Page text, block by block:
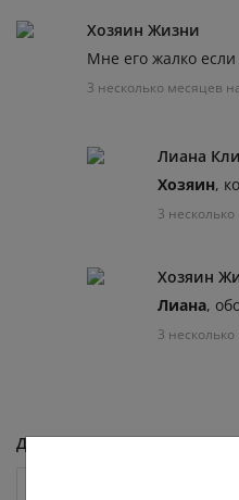
Хозяин Жизни
Мне его жалко если
3 несколько месяцев
Лиана
Хозяин,
3
Хозяин
Лиана,
3
Добавить комментарий